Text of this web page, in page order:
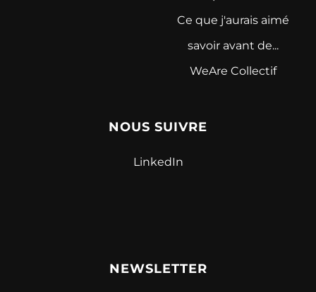
Ce que j'aurais aimé
savoir avant de...
WeAre Collectif
NOUS SUIVRE
LinkedIn
NEWSLETTER